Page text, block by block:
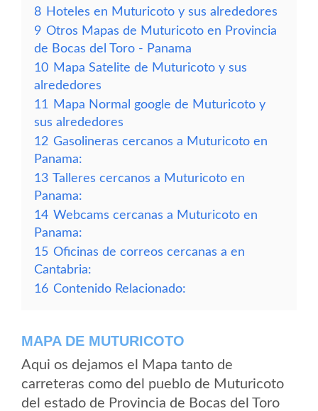
8 Hoteles en Muturicoto y sus alrededores
9 Otros Mapas de Muturicoto en Provincia
de Bocas del Toro - Panama
10 Mapa Satelite de Muturicoto y sus
alrededores
11
Mapa Normal google de Muturicoto y
sus alrededores
12 Gasolineras cercanos a Muturicoto en
Panama:
13 Talleres cercanos a Muturicoto en
Panama:
14 Webcams cercanas a Muturicoto en
Panama:
15 Oficinas de correos cercanas a en
Cantabria:
16 Contenido Relacionado:
MAPA DE MUTURICOTO
Aqui os dejamos el Mapa tanto de
carreteras como del pueblo de Muturicoto
del estado de Provincia de Bocas del Toro